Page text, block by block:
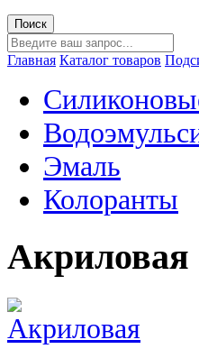
Главная Каталог товаров
Эмаль
Колоранты
Акриловая